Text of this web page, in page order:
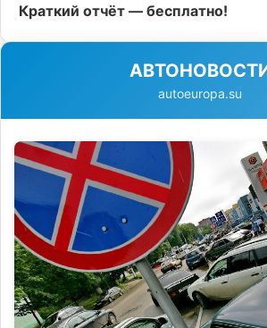
Краткий отчёт — бесплатно!
autoeuropa.su